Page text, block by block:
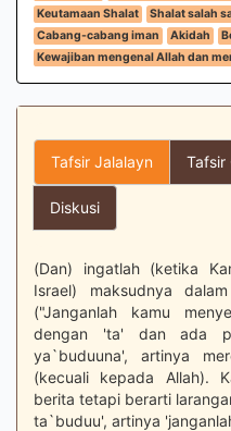
Keutamaan Shalat
Shalat salah
Cabang-cabang iman
Akidah
Kewajiban mengenal Allah dan
Tafsir Jalalayn Tafsir
Diskusi
(Dan) ingatlah (ketika
Israel) maksudnya
("Janganlah kamu
dengan 'ta' dan ada
ya`buduuna', artinya
(kecuali kepada Allah).
berita tetapi berarti
ta`buduu', artinya